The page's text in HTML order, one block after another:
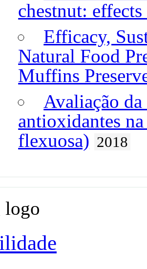
chestnut:
Efficacy,
Natural Food
Muffins
Avaliação
antioxidantes
flexuosa) 2018